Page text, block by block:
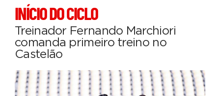
INÍCIO DO CICLO
Treinador Fernando Marchiori
comanda primeiro treino no
Castelão